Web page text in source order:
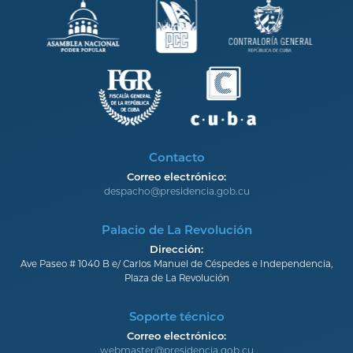
Contacto
Correo electrónico:
despacho@presidencia.gob.cu
Palacio de La Revolución
Dirección:
Ave Paseo # 1040 B e/ Carlos Manuel de Céspedes e Independencia,
Plaza de La Revolución
Soporte técnico
Correo electrónico:
webmaster@presidencia.gob.cu